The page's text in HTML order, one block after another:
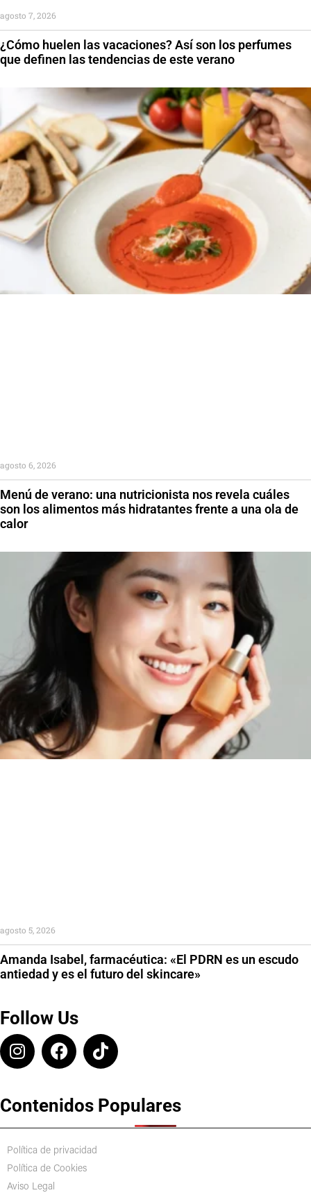
¿Cómo huelen las vacaciones? Así son los perfumes
que definen las tendencias de este verano
agosto 7, 2026
Menú de verano: una nutricionista nos revela cuáles
son los alimentos más hidratantes frente a una ola de
calor
agosto 6, 2026
Amanda Isabel, farmacéutica: «El PDRN es un escudo
antiedad y es el futuro del skincare»
agosto 5, 2026
Follow Us
Contenidos Populares
Política de privacidad
Política de Cookies
Aviso Legal